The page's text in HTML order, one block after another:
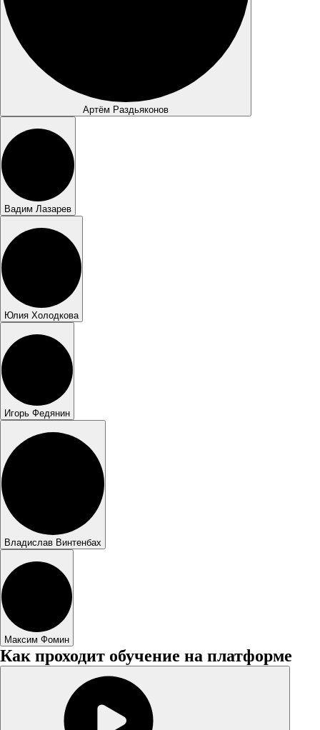
Артём Раздьяконов
Вадим Лазарев
Юлия Холодкова
Игорь Федянин
Владислав Винтенбах
Максим Фомин
Как проходит обучение на платформе